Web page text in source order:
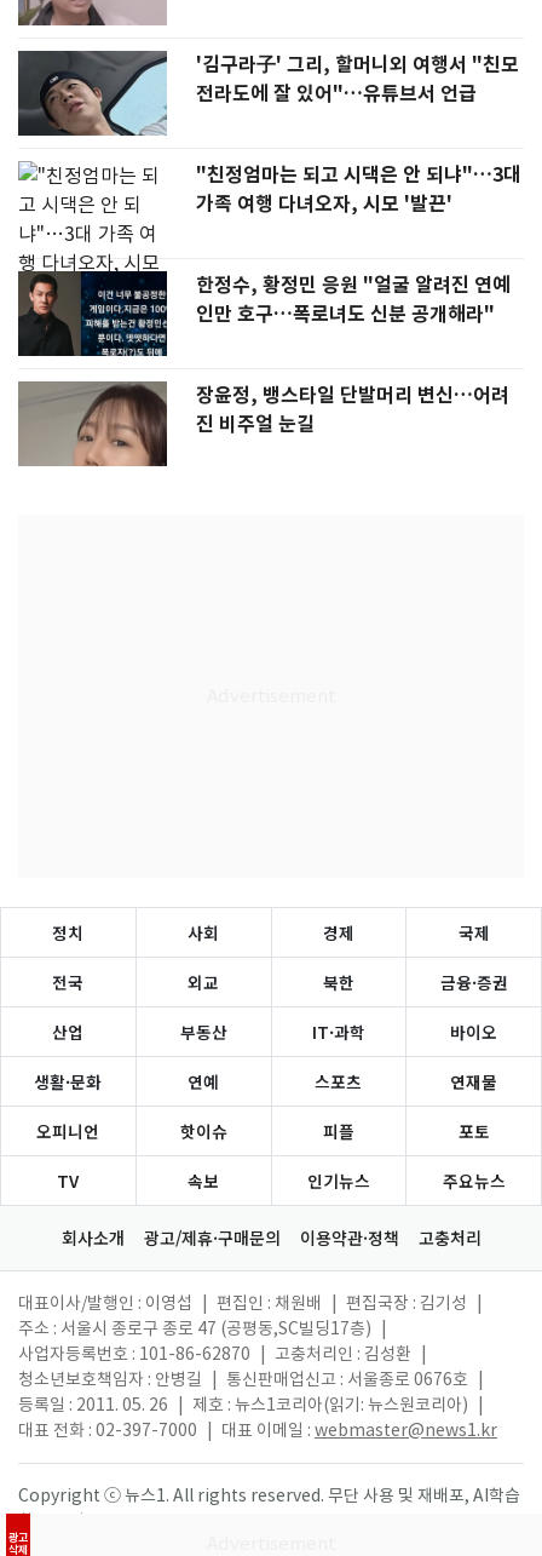
'김구라子' 그리, 할머니외 여행서 "친모
전라도에 잘 있어"…유튜브서 언급
"친정엄마는 되고 시댁은 안 되냐"…3대
가족 여행 다녀오자, 시모 '발끈'
한정수, 황정민 응원 "얼굴 알려진 연예
인만 호구…폭로녀도 신분 공개해라"
장윤정, 뱅스타일 단발머리 변신…어려
진 비주얼 눈길
광고
삭제
정치 사회 경제 국제
전국 외교 북한 금융·증권
산업 부동산 IT·과학 바이오
생활·문화 연예 스포츠 연재물
오피니언 핫이슈 피플 포토
TV 속보 인기뉴스 주요뉴스
회사소개 광고/제휴·구매문의 이용약관·정책 고충처리
대표이사/발행인 : 이영섭 편집인 : 채원배 편집국장 : 김기성
주소 : 서울시 종로구 종로 47 (공평동,SC빌딩17층)
사업자등록번호 : 101-86-62870
고충처리인 : 김성환
청소년보호책임자 : 안병길
통신판매업신고 : 서울종로 0676호
등록일 : 2011. 05. 26
제호 : 뉴스1코리아(읽기: 뉴스원코리아)
대표 전화 : 02-397-7000
대표 이메일 : webmaster@news1.kr
Copyright ⓒ 뉴스1. All rights reserved. 무단 사용 및 재배포, AI학습
활용 금지.